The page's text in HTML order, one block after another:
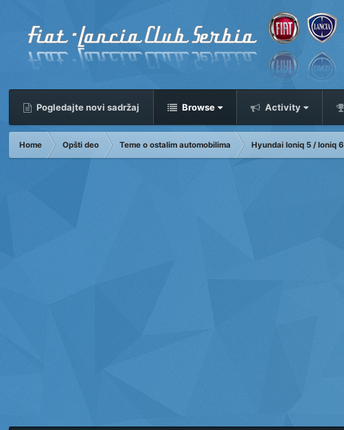
Pogledajte novi sadržaj Browse Activity
Home Opšti deo Teme o ostalim automobilima Hyundai Ioniq 5 / Ioniq 6